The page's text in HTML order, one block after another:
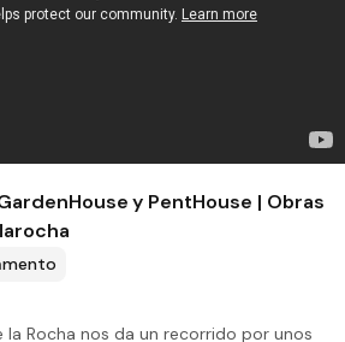
GardenHouse y PentHouse | Obras
la Rocha nos da un recorrido por unos